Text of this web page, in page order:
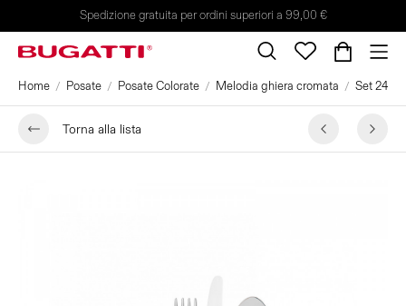
Spedizione gratuita per ordini superiori a 99,00 €
Home Posate Posate Colorate Melodia ghiera cromata Set 24
Torna alla lista